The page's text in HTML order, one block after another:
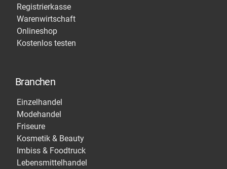
Registrierkasse
Warenwirtschaft
Onlineshop
Kostenlos testen
Branchen
Einzelhandel
Modehandel
Friseure
Kosmetik & Beauty
Imbiss & Foodtruck
Lebensmittelhandel